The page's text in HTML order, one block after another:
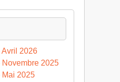
Avril 2026
Novembre 2025
Mai 2025